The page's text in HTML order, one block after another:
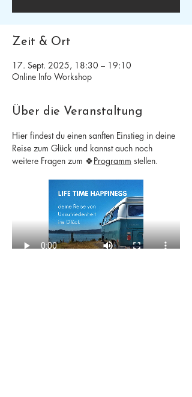
Zeit & Ort
17. Sept. 2025, 18:30 – 19:10
Online Info Workshop
Über die Veranstaltung
Hier findest du einen sanften Einstieg in deine
Reise zum Glück und kannst auch noch
weitere Fragen zum 🍀Programm stellen.